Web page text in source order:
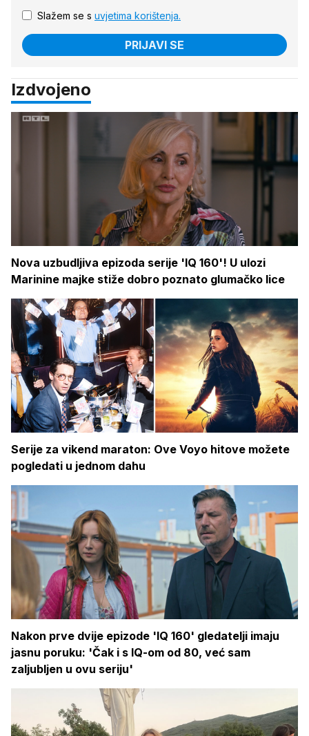
Slažem se s uvjetima korištenja.
PRIJAVI SE
Izdvojeno
Nova uzbudljiva epizoda serije 'IQ 160'! U ulozi
Marinine majke stiže dobro poznato glumačko lice
Serije za vikend maraton: Ove Voyo hitove možete
pogledati u jednom dahu
Nakon prve dvije epizode 'IQ 160' gledatelji imaju
jasnu poruku: 'Čak i s IQ-om od 80, već sam
zaljubljen u ovu seriju'